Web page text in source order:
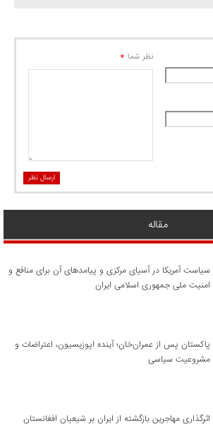
نظر شما *
ارسال نظر
مقاله
سیاست آمریکا در آسیای مرکزی و پیامدهای آن برای منافع و
امنیت ملی جمهوری اسلامی ایران
پاکستان پس از عمران‌خان؛ آینده اپوزیسیون، اعتراضات و
مشروعیت سیاسی
اثرگذاری مهاجرین بازگشته از ایران بر شیعیان افغانستان